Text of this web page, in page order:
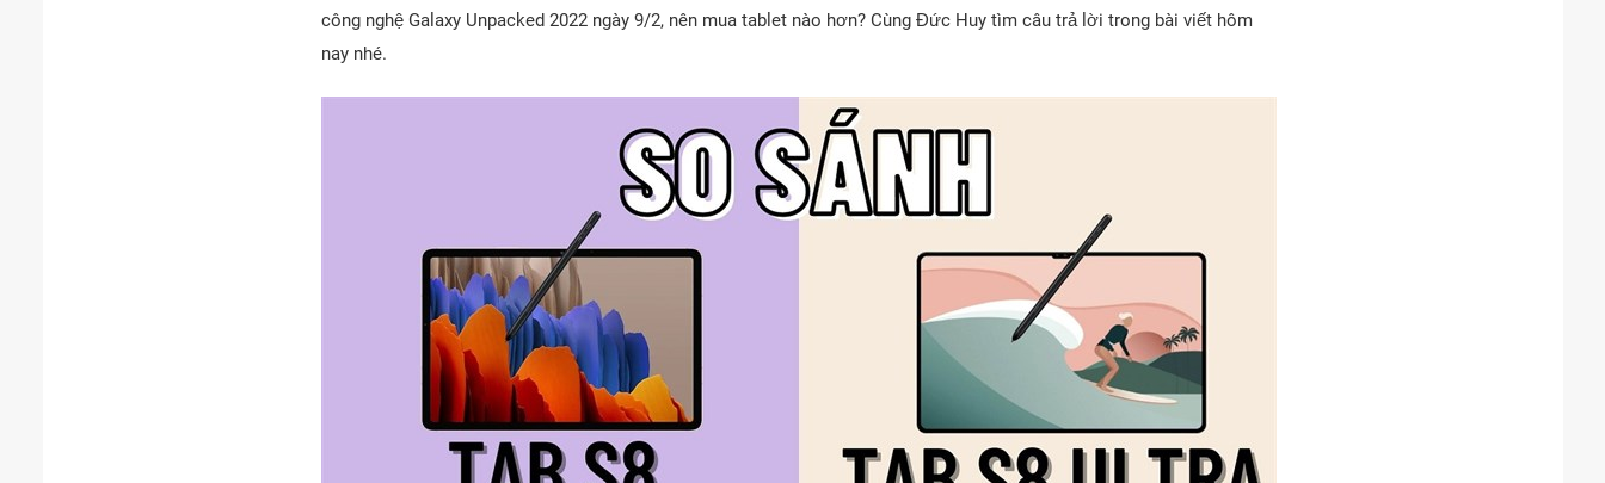
công nghệ Galaxy Unpacked 2022 ngày 9/2, nên mua tablet nào hơn? Cùng Đức Huy tìm câu trả lời trong bài viết hôm
nay nhé.